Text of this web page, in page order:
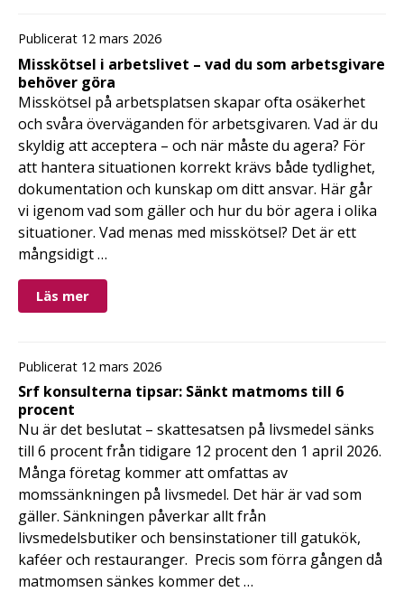
Publicerat 12 mars 2026
Misskötsel i arbetslivet – vad du som arbetsgivare
behöver göra
Misskötsel på arbetsplatsen skapar ofta osäkerhet
och svåra överväganden för arbetsgivaren. Vad är du
skyldig att acceptera – och när måste du agera? För
att hantera situationen korrekt krävs både tydlighet,
dokumentation och kunskap om ditt ansvar. Här går
vi igenom vad som gäller och hur du bör agera i olika
situationer. Vad menas med misskötsel? Det är ett
mångsidigt …
Läs mer
Publicerat 12 mars 2026
Srf konsulterna tipsar: Sänkt matmoms till 6
procent
Nu är det beslutat – skattesatsen på livsmedel sänks
till 6 procent från tidigare 12 procent den 1 april 2026.
Många företag kommer att omfattas av
momssänkningen på livsmedel. Det här är vad som
gäller. Sänkningen påverkar allt från
livsmedelsbutiker och bensinstationer till gatukök,
kaféer och restauranger. Precis som förra gången då
matmomsen sänkes kommer det …